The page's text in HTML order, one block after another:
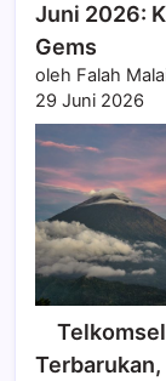
Juni 2026:
Gems
oleh Falah
29 Juni 2026